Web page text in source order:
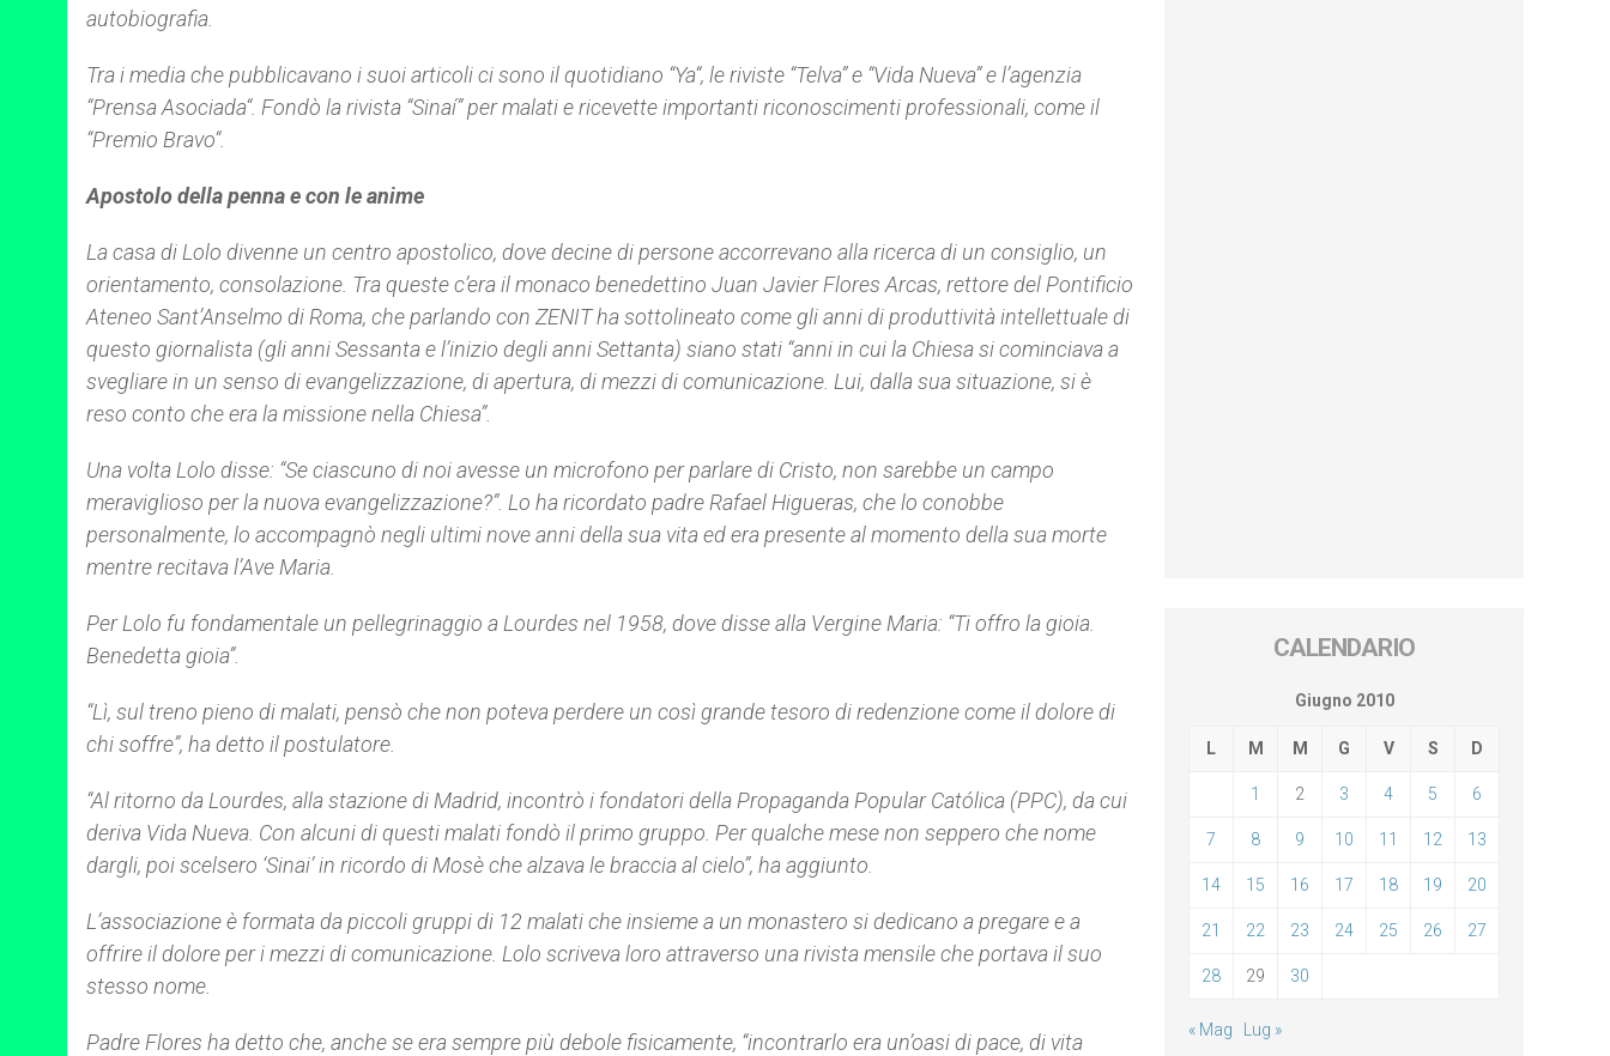
autobiografia.
Tra i media che pubblicavano i suoi articoli ci sono il quotidiano “Ya“, le riviste “Telva” e “Vida Nueva” e l’agenzia
“Prensa Asociada“. Fondò la rivista “Sinaí” per malati e ricevette importanti riconoscimenti professionali, come il
“Premio Bravo“.
Apostolo della penna e con le anime
La casa di Lolo divenne un centro apostolico, dove decine di persone accorrevano alla ricerca di un consiglio, un
orientamento, consolazione. Tra queste c’era il monaco benedettino Juan Javier Flores Arcas, rettore del Pontificio
Ateneo Sant’Anselmo di Roma, che parlando con ZENIT ha sottolineato come gli anni di produttività intellettuale di
questo giornalista (gli anni Sessanta e l’inizio degli anni Settanta) siano stati “anni in cui la Chiesa si cominciava a
svegliare in un senso di evangelizzazione, di apertura, di mezzi di comunicazione. Lui, dalla sua situazione, si è
reso conto che era la missione nella Chiesa”.
Una volta Lolo disse: “Se ciascuno di noi avesse un microfono per parlare di Cristo, non sarebbe un campo
meraviglioso per la nuova evangelizzazione?”. Lo ha ricordato padre Rafael Higueras, che lo conobbe
personalmente, lo accompagnò negli ultimi nove anni della sua vita ed era presente al momento della sua morte
mentre recitava l’Ave Maria.
Per Lolo fu fondamentale un pellegrinaggio a Lourdes nel 1958, dove disse alla Vergine Maria: “Ti offro la gioia.
Benedetta gioia”.
“Lì, sul treno pieno di malati, pensò che non poteva perdere un così grande tesoro di redenzione come il dolore di
chi soffre”, ha detto il postulatore.
“Al ritorno da Lourdes, alla stazione di Madrid, incontrò i fondatori della Propaganda Popular Católica (PPC), da cui
deriva Vida Nueva . Con alcuni di questi malati fondò il primo gruppo. Per qualche mese non seppero che nome
dargli, poi scelsero ‘Sinai’ in ricordo di Mosè che alzava le braccia al cielo”, ha aggiunto.
L’associazione è formata da piccoli gruppi di 12 malati che insieme a un monastero si dedicano a pregare e a
offrire il dolore per i mezzi di comunicazione. Lolo scriveva loro attraverso una rivista mensile che portava il suo
stesso nome.
Padre Flores ha detto che, anche se era sempre più debole fisicamente, “incontrarlo era un’oasi di pace, di vita
CALENDARIO
Giugno 2010
L M M G V S D
1 2 3 4 5 6
7 8 9 10 11 12 13
14 15 16 17 18 19 20
21 22 23 24 25 26 27
28 29 30
« Mag Lug »